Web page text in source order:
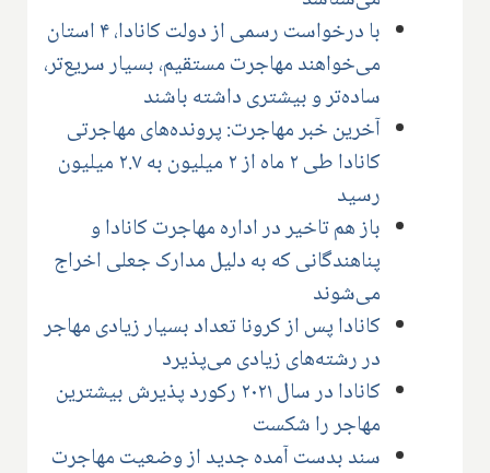
با درخواست رسمی از دولت کانادا، ۴ استان
می‌خواهند مهاجرت مستقیم، بسیار سریع‌تر،
ساده‌تر و بیشتری داشته باشند
آخرین خبر مهاجرت: پرونده‌های مهاجرتی
کانادا طی ۲ ماه از ۲ میلیون به ۲.۷ میلیون
رسید
باز هم تاخیر در اداره مهاجرت کانادا و
پناهندگانی که به دلیل مدارک جعلی اخراج
می‌شوند
کانادا پس از کرونا تعداد بسیار زیادی مهاجر
در رشته‌های زیادی می‌پذیرد
کانادا در سال ۲۰۲۱ رکورد پذیرش بیشترین
مهاجر را شکست
سند بدست آمده جدید از وضعیت مهاجرت